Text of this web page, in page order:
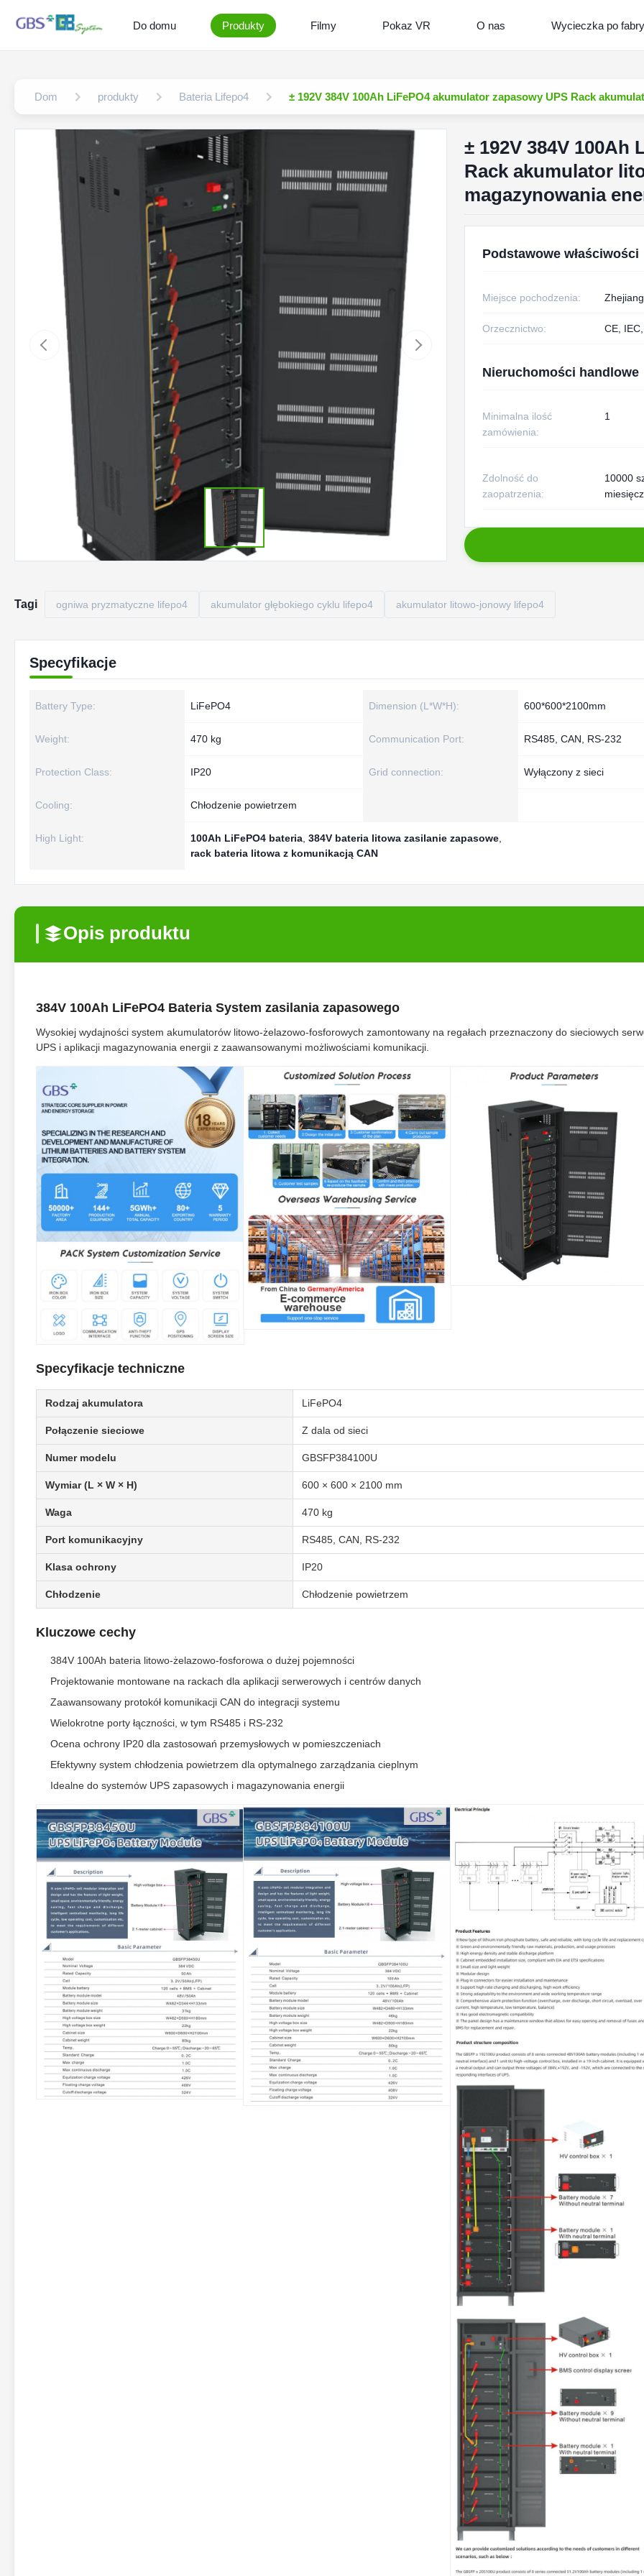
Do domu Produkty Filmy Pokaz VR O nas Wycieczka po
Dom produkty Bateria Lifepo4 ± 192V 384V 100Ah LiFePO4 akumulator zapasowy UPS Rack
± 192V 384V 100Ah
Rack akumulator
magazynowania
Podstawowe właściwości
Miejsce pochodzenia:
Orzecznictwo: CE,
Nieruchomości handlowe
Minimalna ilość
zamówienia:
1
Zdolność do
zaopatrzenia:
10000
Tagi ogniwa pryzmatyczne lifepo4 akumulator głębokiego cyklu lifepo4 akumulator litowo-jonowy lifepo4
Specyfikacje
Battery Type: LiFePO4 Dimension (L*W*H): 600*600*2100mm
Weight: 470 kg Communication Port: RS485, CAN, RS-232
Protection Class: IP20 Grid connection: Wyłączony z sieci
Cooling: Chłodzenie powietrzem
High Light: 100Ah LiFePO4 bateria 384V bateria litowa zasilanie zapasowe
rack bateria litowa z komunikacją CAN
Opis produktu
384V 100Ah LiFePO4 Bateria System zasilania zapasowego
Wysokiej wydajności system akumulatorów litowo-żelazowo-fosforowych zamontowany na regałach przeznaczony do sieciowych
UPS i aplikacji magazynowania energii z zaawansowanymi możliwościami komunikacji.
Specyfikacje techniczne
Rodzaj akumulatora LiFePO4
Połączenie sieciowe Z dala od sieci
Numer modelu GBSFP384100U
Wymiar (L × W × H) 600 × 600 × 2100 mm
Waga 470 kg
Port komunikacyjny RS485, CAN, RS-232
Klasa ochrony IP20
Chłodzenie Chłodzenie powietrzem
Kluczowe cechy
384V 100Ah bateria litowo-żelazowo-fosforowa o dużej pojemności
Projektowanie montowane na rackach dla aplikacji serwerowych i centrów danych
Zaawansowany protokół komunikacji CAN do integracji systemu
Wielokrotne porty łączności, w tym RS485 i RS-232
Ocena ochrony IP20 dla zastosowań przemysłowych w pomieszczeniach
Efektywny system chłodzenia powietrzem dla optymalnego zarządzania cieplnym
Idealne do systemów UPS zapasowych i magazynowania energii